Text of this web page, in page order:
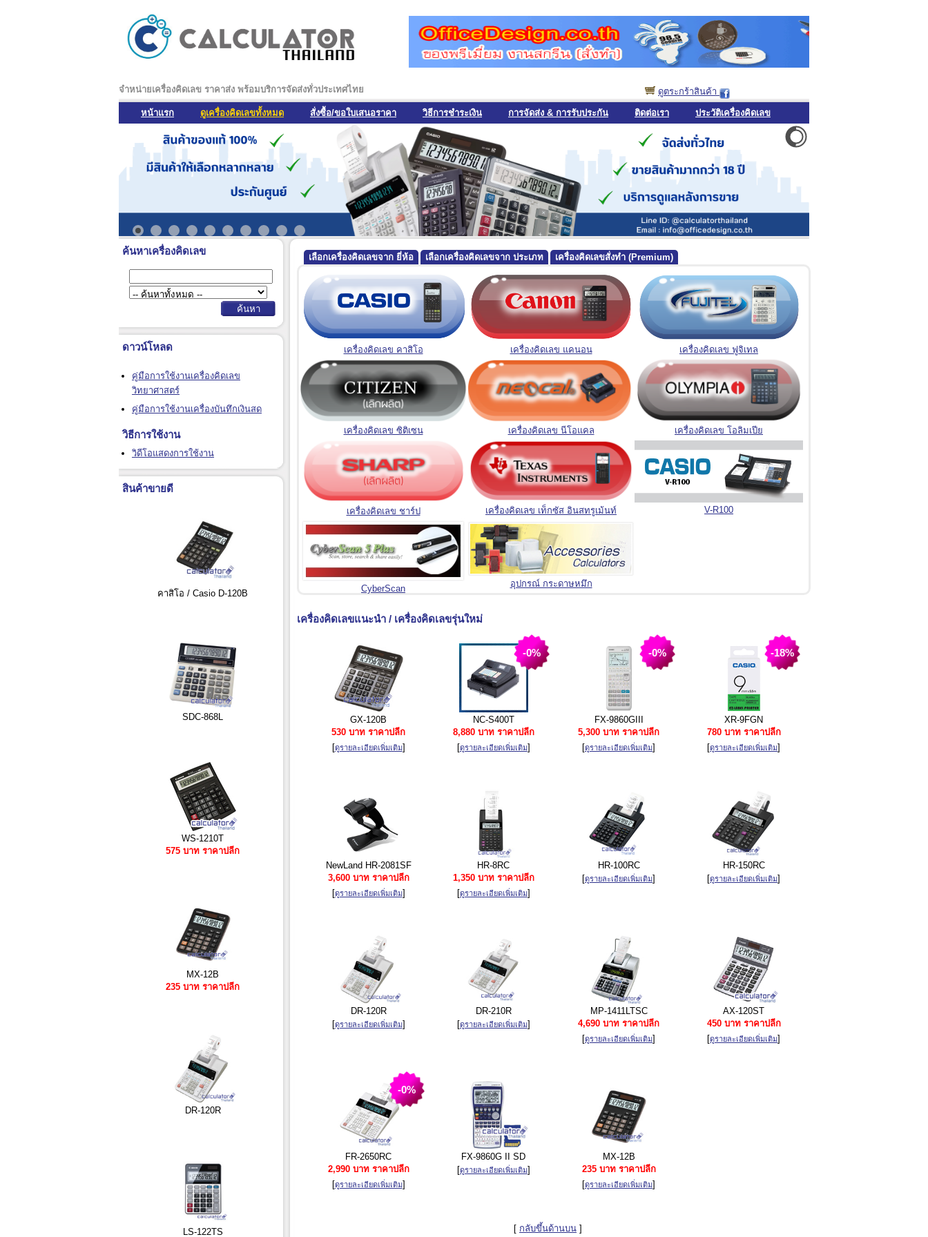
จำหน่ายเครื่องคิดเลข ราคาส่ง พร้อมบริการจัดส่งทั่วประเทศไทย ดูตระกร้าสินค้า
หน้าแรก ดูเครื่องคิดเลขทั้งหมด สั่งซื้อ/ขอใบเสนอราคา วิธีการชำระเงิน การจัดส่ง & การรับประกัน ติดต่อเรา ประวัติเครื่องคิดเลข
ค้นหาเครื่องคิดเลข
ดาวน์โหลด
คู่มือการใช้งานเครื่องคิดเลข
วิทยาศาสตร์
คู่มือการใช้งานเครื่องบันทึกเงินสด
วิธีการใช้งาน
วิดีโอแสดงการใช้งาน
สินค้าขายดี
คาสิโอ / Casio D-120B
SDC-868L
WS-1210T
575 บาท ราคาปลีก
MX-12B
235 บาท ราคาปลีก
DR-120R
LS-122TS
เลือกเครื่องคิดเลขจาก ยี่ห้อ เลือกเครื่องคิดเลขจาก ประเภท เครื่องคิดเลขสั่งทำ (Premium)
เครื่องคิดเลข คาสิโอ เครื่องคิดเลข แคนอน เครื่องคิดเลข ฟูจิเทล
เครื่องคิดเลข ซิติเซน เครื่องคิดเลข นีโอแคล เครื่องคิดเลข โอลิมเปีย
เครื่องคิดเลข ชาร์ป เครื่องคิดเลข เท็กซัส อินสทรูเม้นท์ V-R100
CyberScan อุปกรณ์ กระดาษหมึก
เครื่องคิดเลขแนะนำ / เครื่องคิดเลขรุ่นใหม่
GX-120B
530 บาท ราคาปลีก
[ดูรายละเอียดเพิ่มเติม]
NC-S400T
8,880 บาท ราคาปลีก
[ดูรายละเอียดเพิ่มเติม]
-0%
FX-9860GIII
5,300 บาท ราคาปลีก
[ดูรายละเอียดเพิ่มเติม]
-0%
XR-9FGN
780 บาท ราคาปลีก
[ดูรายละเอียดเพิ่มเติม]
-18%
NewLand HR-2081SF
3,600 บาท ราคาปลีก
[ดูรายละเอียดเพิ่มเติม]
HR-8RC
1,350 บาท ราคาปลีก
[ดูรายละเอียดเพิ่มเติม]
HR-100RC
[ดูรายละเอียดเพิ่มเติม]
HR-150RC
[ดูรายละเอียดเพิ่มเติม]
DR-120R
[ดูรายละเอียดเพิ่มเติม]
DR-210R
[ดูรายละเอียดเพิ่มเติม]
MP-1411LTSC
4,690 บาท ราคาปลีก
[ดูรายละเอียดเพิ่มเติม]
AX-120ST
450 บาท ราคาปลีก
[ดูรายละเอียดเพิ่มเติม]
FR-2650RC
2,990 บาท ราคาปลีก
[ดูรายละเอียดเพิ่มเติม]
-0%
FX-9860G II SD
[ดูรายละเอียดเพิ่มเติม]
MX-12B
235 บาท ราคาปลีก
[ดูรายละเอียดเพิ่มเติม]
[ กลับขึ้นด้านบน ]